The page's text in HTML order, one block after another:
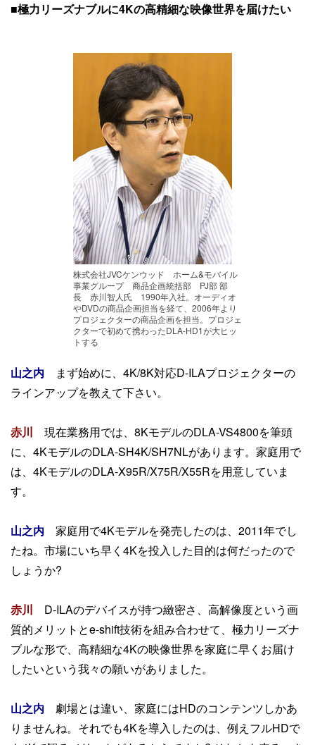
■極力リーズナブルに4Kの高精細な映像世界を届けたい
株式会社JVCケンウッド ホーム&モバイル
事業グループ 商品企画統括部 PJ部 部
長 赤川智人氏 1990年入社。オーディオ
やDVDの商品企画担当を経て、2006年より
プロジェクターの商品企画を担当。プロジェ
クターで初めて携わったDLA-HD1が大ヒッ
トする
山之内 まず始めに、4K/8K対応D-ILAプロジェクターの
ラインアップを教えて下さい。
赤川 現在業務用では、8KモデルのDLA-VS4800を筆頭
に、4KモデルのDLA-SH4K/SH7NLがあります。家庭用で
は、4KモデルのDLA-X95R/X75R/X55Rを用意していま
す。
山之内 家庭用で4Kモデルを発売したのは、2011年でし
たね。市場にいち早く4Kを投入した目的は何だったので
しょうか?
赤川 D-ILAのデバイスが持つ緻密さ、高解像度という画
質的メリットとe-shift技術を組み合わせて、極力リーズナ
ブルな形で、高精細な4Kの映像世界を家庭に早くお届け
したいという我々の願いがありました。
山之内 劇場とは違い、家庭にはHDのコンテンツしかあ
りませんね。それでも4Kを導入したのは、例えフルHDで